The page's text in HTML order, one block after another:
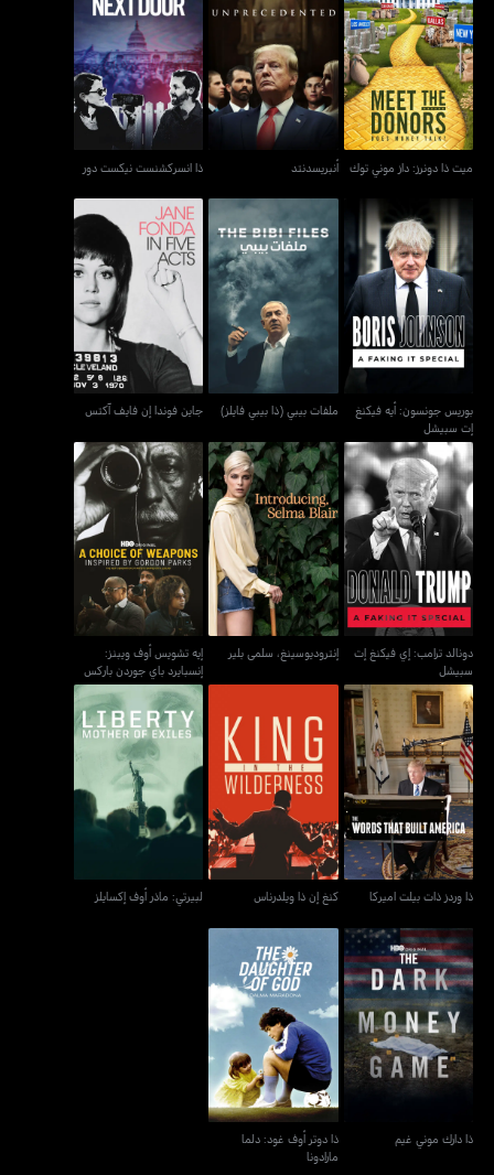
ميت ذا دونرز: داز موني توك
ميت ذا دونرز: داز موني توك
أنبريسدنتد
أنبريسدنتد
ذا انسركشنست نيكست دور
ذا انسركشنست نيكست دور
بوريس جونسون: أيه فيكنغ
إت سبيشل
بوريس جونسون: أيه فيكنغ
إت سبيشل
ملفات بيبي (ذا بيبي فايلز)
ملفات بيبي (ذا بيبي فايلز)
جاين فوندا إن فايف آكتس
جاين فوندا إن فايف آكتس
دونالد ترامب: إي فيكنغ إت
سبيشل
دونالد ترامب: إي فيكنغ إت
سبيشل
إنتروديوسينغ، سلمى بلير
إنتروديوسينغ، سلمى بلير
إيه تشويس أوف ويبنز:
إنسبايرد باي جوردن باركس
إيه تشويس أوف ويبنز:
إنسبايرد باي جوردن باركس
ذا وردز ذات بيلت اميركا
ذا وردز ذات بيلت اميركا
كنغ إن ذا ويلدرناس
كنغ إن ذا ويلدرناس
لبيرتي: ماذر أوف إكسايلز
لبيرتي: ماذر أوف إكسايلز
ذا دارك موني غيم
ذا دارك موني غيم
ذا دوتر أوف غود: دلما
مارادونا
ذا دوتر أوف غود: دلما
مارادونا